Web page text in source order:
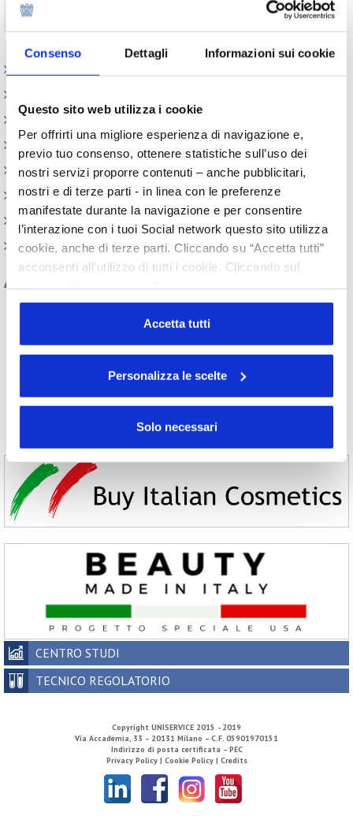
Consenso Dettagli Informazioni sui cookie
Questo sito web utilizza i cookie
Per offrirti una migliore esperienza di navigazione e,
previo tuo consenso, ottenere statistiche sull’uso dei
nostri servizi proporre contenuti – anche pubblicitari,
nostri e di terze parti - in linea con le preferenze
manifestate durante la navigazione e per consentire
l’interazione con i tuoi Social network questo sito utilizza
cookie, anche di terze parti. Cliccando su “Accetta tutti”
acconsenti all’utilizzo di tutti i cookie. Cliccando sul
o profilazione viene utilizzato. Cliccando su
“Personalizza le scelte” è possibile esprimere la propria
volontà in relazione a ciascuna categoria di cookie del
Accetta tutti
Personalizza le scelte
Solo necessari
Non ti sei ancora registrato?
Webinar
Memorandum of Understanding
Corsi di formazione
FAQ
Archivio
Tutti gli anni
2024
2022
2021 2020
2019
2013 2012
2010
2009 2008
2007
CENTRO STUDI
TECNICO REGOLATORIO
Copyright UNISERVICE 2015 - 2019
Via Accademia, 33 – 20131 Milano – C.F. 05901970151
Indirizzo di posta certificata – PEC
Privacy Policy | Cookie Policy | Credits